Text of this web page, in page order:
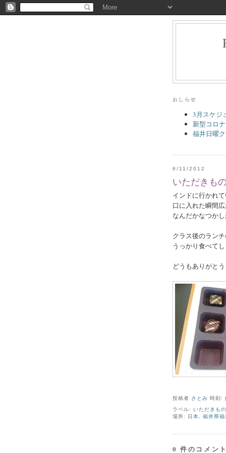
おしらせ
3月スケジ
新型コロ
福井日曜
6/11/2012
いただきも
インドに行かれ
口に入れた瞬間
なんだかなつか
クラス後のラン
うっかり食べて
どうもありがと
投稿者 さとみ 時刻:
ラベル:いただきも
場所: 日本, 福井県
0 件のコメン